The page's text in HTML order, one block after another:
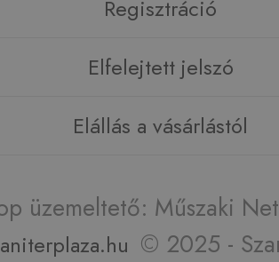
Regisztráció
Elfelejtett jelszó
Elállás a vásárlástól
üzemeltető: Műszaki
© 2025 -